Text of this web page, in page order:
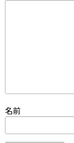
名前